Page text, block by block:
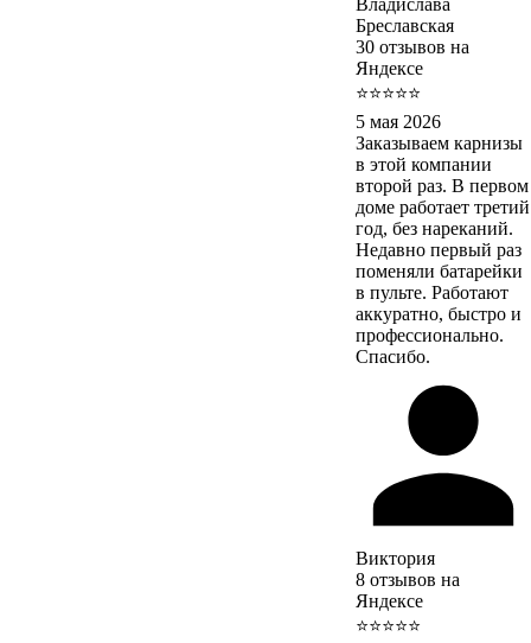
Владислава
Бреславская
30 отзывов на
Яндексе
⭐⭐⭐⭐⭐
5 мая 2026
Заказываем карнизы
в этой компании
второй раз. В первом
доме работает третий
год, без нареканий.
Недавно первый раз
поменяли батарейки
в пульте. Работают
аккуратно, быстро и
профессионально.
Спасибо.
Виктория
8 отзывов на
Яндексе
⭐⭐⭐⭐⭐